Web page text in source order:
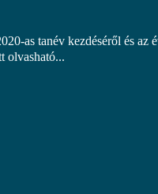
as tanév kezdéséről és az
olvasható...